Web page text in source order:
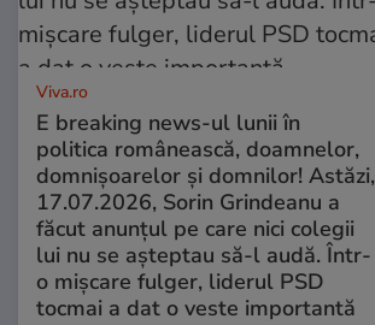
Viva.ro
E breaking news-ul lunii în
politica românească, doamnelor,
domnișoarelor și domnilor! Astăzi,
17.07.2026, Sorin Grindeanu a
făcut anunțul pe care nici colegii
lui nu se așteptau să-l audă. Într-
o mișcare fulger, liderul PSD
tocmai a dat o veste importantă